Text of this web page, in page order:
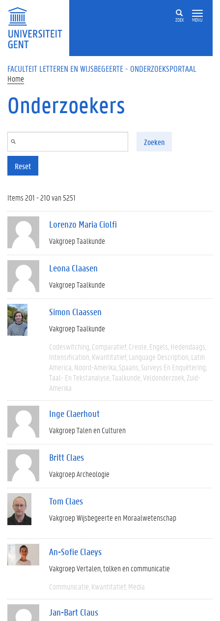
Overslaan en naar de inhoud gaan
ZOEK MENU
FACULTEIT LETTEREN EN WIJSBEGEERTE - ONDERZOEKSPORTAAL
Home
Onderzoekers
Zoeken
Reset
Items 201 - 210 van 5251
Lorenzo Maria Ciolfi
Vakgroep Taalkunde
Leona Claasen
Vakgroep Taalkunde
Simon Claassen
Vakgroep Taalkunde
Codeswitching Comparatief Creole Engels Hedendaags
Intensification Kwantitatief Language Description Latin
America Noord-Amerika Spaans Surveys En Enquêtering
Taal- En Tekstanalyse Taalkunde Veldonderzoek Zuid-
Amerika
Inge Claerhout
Vakgroep Talen en Culturen
Britt Claes
Vakgroep Archeologie
Tom Claes
Vakgroep Wijsbegeerte en Moraalwetenschap
An-Sofie Claeys
Vakgroep Vertalen, tolken en communicatie
Communicatie Kwantitatief Media
Jan-Bart Claus